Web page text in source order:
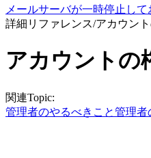
メールサーバが一時停止し
詳細リファレンス/アカウン
アカウントの
関連Topic:
管理者のやるべきこと管理者